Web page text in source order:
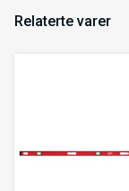
Relaterte varer